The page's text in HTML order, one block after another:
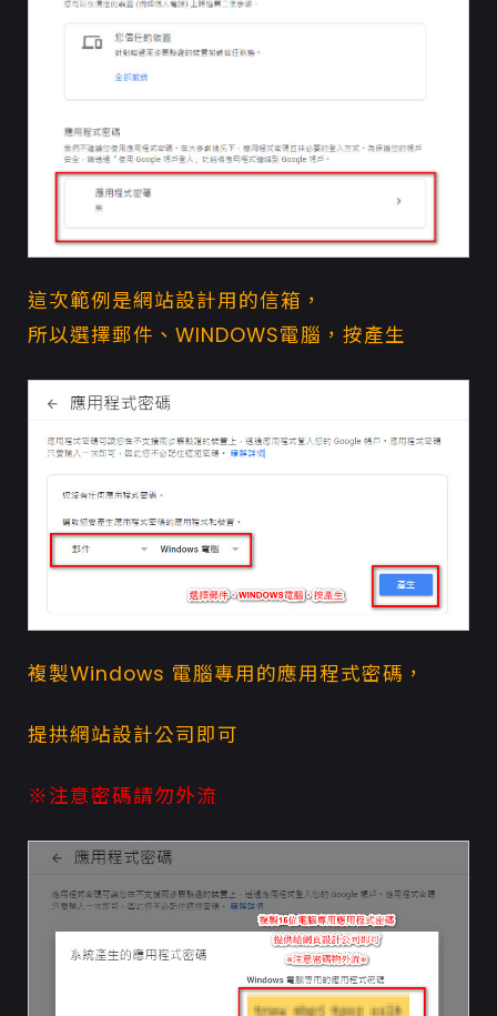
這次範例是網站設計用的信箱，
所以選擇郵件、WINDOWS電腦，按產生
複製Windows 電腦專用的應用程式密碼，
提拱網站設計公司即可
※注意密碼請勿外流